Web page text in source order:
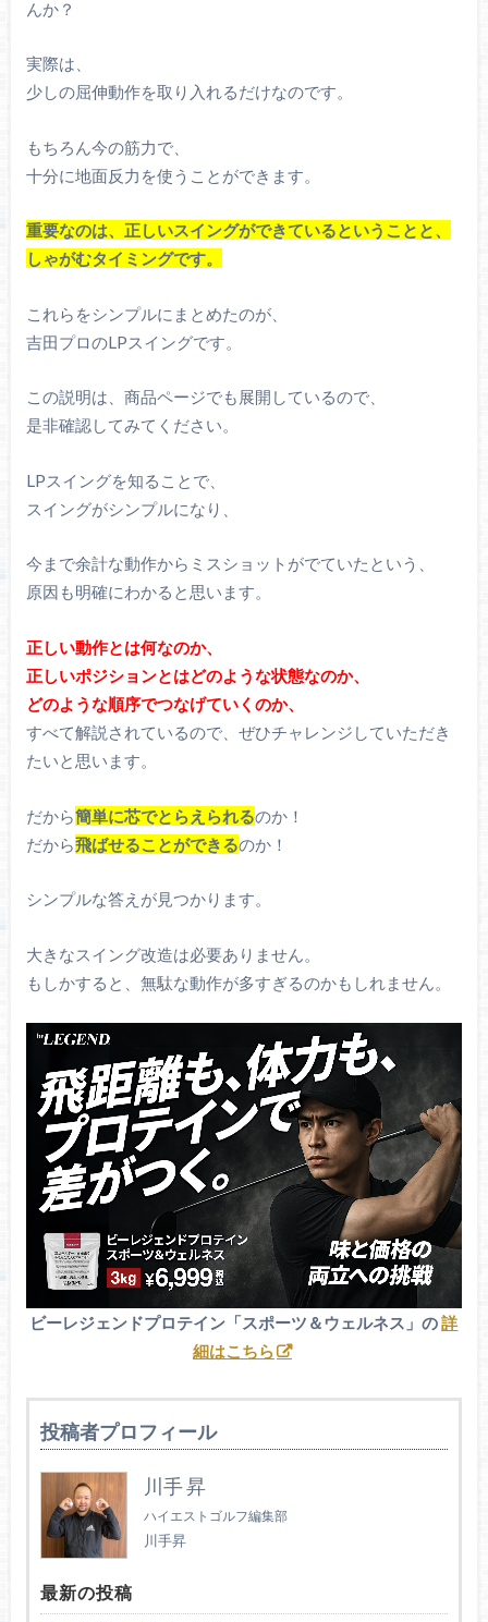
んか？
実際は、
少しの屈伸動作を取り入れるだけなのです。
もちろん今の筋力で、
十分に地面反力を使うことができます。
重要なのは、正しいスイングができているということと、
しゃがむタイミングです。
これらをシンプルにまとめたのが、
吉田プロのLPスイングです。
この説明は、商品ページでも展開しているので、
是非確認してみてください。
LPスイングを知ることで、
スイングがシンプルになり、
今まで余計な動作からミスショットがでていたという、
原因も明確にわかると思います。
正しい動作とは何なのか、
正しいポジションとはどのような状態なのか、
どのような順序でつなげていくのか、
すべて解説されているので、ぜひチャレンジしていただき
たいと思います。
だから簡単に芯でとらえられるのか！
だから飛ばせることができるのか！
シンプルな答えが見つかります。
大きなスイング改造は必要ありません。
もしかすると、無駄な動作が多すぎるのかもしれません。
ビーレジェンドプロテイン「スポーツ＆ウェルネス」の詳
細はこちら
投稿者プロフィール
川手 昇
ハイエストゴルフ編集部
川手昇
最新の投稿